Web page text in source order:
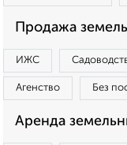
Продажа
ИЖС
Агенство Без
Аренда